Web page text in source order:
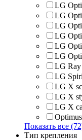
LG
LG
LG
LG
LG
LG
LG
LG
LG X
LG X
LG Х
Показать все
Тип крепления